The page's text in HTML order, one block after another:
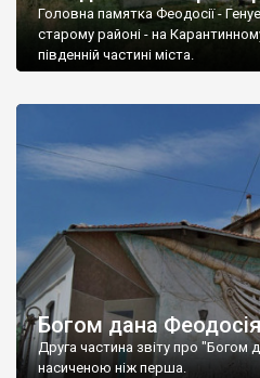
Головна памятка Феодосії -
старому районі - на
південній частині міста.
Богом дана
Друга частина звіту про
насиченою ніж перша.